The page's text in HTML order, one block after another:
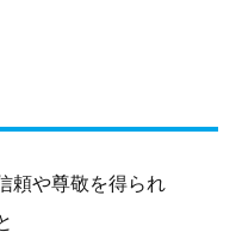
頼や尊敬を得られ